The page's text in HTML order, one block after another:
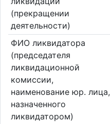
(прекращении
деятельности)
ФИО ликвидатора
(председателя
ликвидационной
комиссии,
наименование юр. лица,
назначенного
ликвидатором)